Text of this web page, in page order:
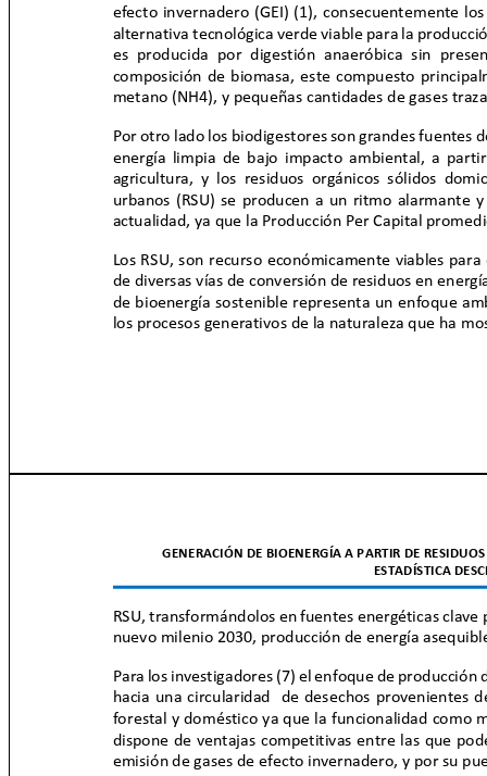
efecto invernadero (GEI) (1), consecuentemente
alternativa tecnológica verde viable para la
es producida por digestión anaeróbica sin
composición de biomasa, este compuesto
metano (NH4), y pequeñas cantidades de gases
Por otro lado los biodigestores son grandes fuentes
energía limpia de bajo impacto ambiental, a
agricultura, y los residuos orgánicos sólidos
urbanos (RSU) se producen a un ritmo alarmante
actualidad, ya que la Producción Per Capital
Los RSU, son recurso económicamente viables
de diversas vías de conversión de residuos en
de bioenergía sostenible representa un enfoque
los procesos generativos de la naturaleza que ha
GENERACIÓN DE BIOENERGÍA A PARTIR DE
ESTADÍSTICA
RSU, transformándolos en fuentes energéticas
nuevo milenio 2030, producción de energía
Para los investigadores (7) el enfoque de
hacia una circularidad
de desechos provenientes
forestal y doméstico ya que la funcionalidad
dispone de ventajas competitivas entre las que
emisión de gases de efecto invernadero, y por su